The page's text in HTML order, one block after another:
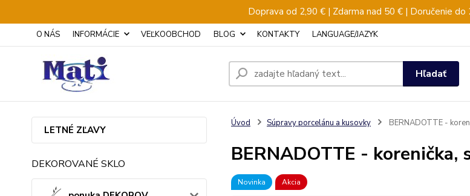
Doprava od 2,90 € | Zdarma nad 50 € | Doručenie do
O NÁS INFORMÁCIE VEĽKOOBCHOD BLOG KONTAKTY LANGUAGE/JAZYK
Hľadať
LETNÉ ZĽAVY
DEKOROVANÉ SKLO
Úvod Súpravy porcelánu a kusovky BERNADOTTE -
BERNADOTTE - korenička,
Novinka Akcia